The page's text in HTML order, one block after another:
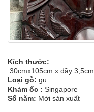
Kích thước:
30cmx105cm x dầy 3,5cm
Loại gỗ: gụ
Khảm ốc : Singapore
Số năm: Mới sản xuất